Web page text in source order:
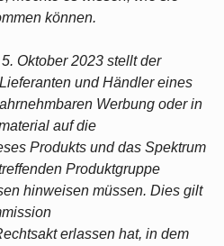
können.
Oktober 2023 stellt der
und Händler eines
Werbung oder in
auf die
Produkts und das Spektrum
Produktgruppe
hinweisen müssen. Dies gilt
erlassen hat, in dem